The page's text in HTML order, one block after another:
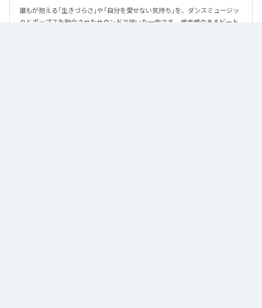
誰もが抱える「生きづらさ」や「自分を愛せない気持ち」を、ダンスミュージッ
クとポップスを融合させたサウンドで描いた一曲です。 疾走感のあるビート